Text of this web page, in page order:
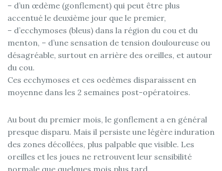
– d’un œdème (gonflement) qui peut être plus
accentué le deuxième jour que le premier,
– d’ecchymoses (bleus) dans la région du cou et du
menton, – d’une sensation de tension douloureuse ou
désagréable, surtout en arrière des oreilles, et autour
du cou.
Ces ecchymoses et ces oedèmes disparaissent en
moyenne dans les 2 semaines post-opératoires.
Au bout du premier mois, le gonflement a en général
presque disparu. Mais il persiste une légère induration
des zones décollées, plus palpable que visible. Les
oreilles et les joues ne retrouvent leur sensibilité
normale que quelques mois plus tard.